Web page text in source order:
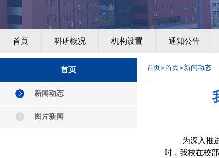
首页 科研概况 机构设置 通知公告
首页
新闻动态
图片新闻
首页 首页 新闻动态
为深入推
时，我校在校